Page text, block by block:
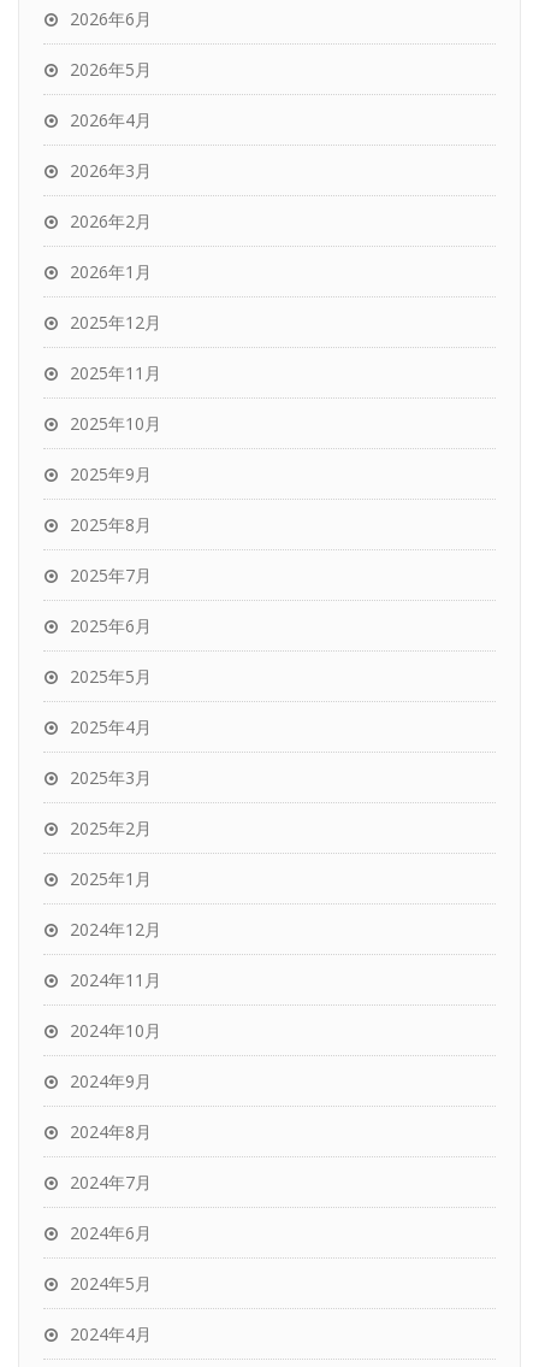
2026年6月
2026年5月
2026年4月
2026年3月
2026年2月
2026年1月
2025年12月
2025年11月
2025年10月
2025年9月
2025年8月
2025年7月
2025年6月
2025年5月
2025年4月
2025年3月
2025年2月
2025年1月
2024年12月
2024年11月
2024年10月
2024年9月
2024年8月
2024年7月
2024年6月
2024年5月
2024年4月